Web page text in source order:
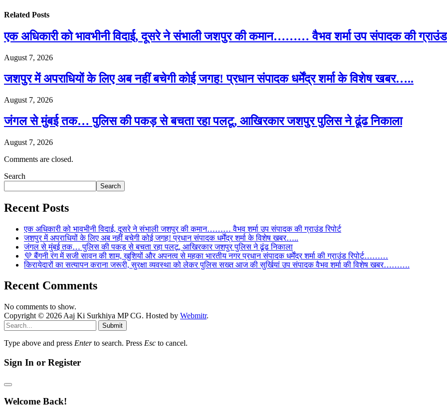
Related Posts
एक अधिकारी को भावभीनी विदाई, दूसरे ने संभाली जशपुर की कमान……… वैभव शर्मा उप संपादक की ग्राउंड
August 7, 2026
जशपुर में अपराधियों के लिए अब नहीं बचेगी कोई जगह! प्रधान संपादक धर्मेंद्र शर्मा के विशेष खबर…..
August 7, 2026
जंगल से मुंबई तक… पुलिस की पकड़ से बचता रहा पलटू, आखिरकार जशपुर पुलिस ने ढूंढ निकाला
August 7, 2026
Comments are closed.
Search
Search
Recent Posts
एक अधिकारी को भावभीनी विदाई, दूसरे ने संभाली जशपुर की कमान……… वैभव शर्मा उप संपादक की ग्राउंड रिपोर्ट
जशपुर में अपराधियों के लिए अब नहीं बचेगी कोई जगह! प्रधान संपादक धर्मेंद्र शर्मा के विशेष खबर…..
जंगल से मुंबई तक… पुलिस की पकड़ से बचता रहा पलटू, आखिरकार जशपुर पुलिस ने ढूंढ निकाला
💜 बैंगनी रंग में सजी सावन की शाम, खुशियों और अपनत्व से महका भारतीय नगर प्रधान संपादक धर्मेंद्र शर्मा की ग्राउंड रिपोर्ट………
किरायेदारों का सत्यापन कराना जरूरी, सुरक्षा व्यवस्था को लेकर पुलिस सख्त आज की सुर्खियां उप संपादक वैभव शर्मा की विशेष खबर……….
Recent Comments
No comments to show.
Copyright © 2026 Aaj Ki Surkhiya MP CG. Hosted by Webmitr.
Submit
Type above and press Enterto search. Press Esc to cancel.
Sign In or Register
Welcome Back!